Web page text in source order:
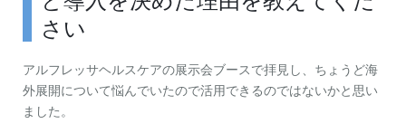
さい
アルフレッサヘルスケアの展示会ブースで拝見し、ちょうど海
外展開について悩んでいたので活用できるのではないかと思い
ました。